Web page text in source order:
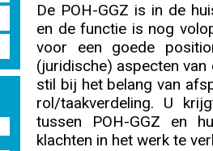
De POH-GGZ is in de
en de functie is nog
voor een goede
(juridische) aspecten
stil bij het belang van
rol/taakverdeling. U
tussen POH-GGZ en
klachten in het werk te